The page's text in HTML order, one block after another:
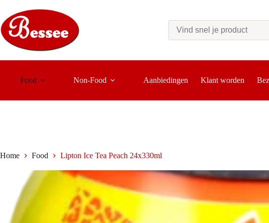
naar
de
inhoud
Food Non-Food Aanbiedingen Klant worden
Home Food Lipton Ice Tea Peach 24x330ml